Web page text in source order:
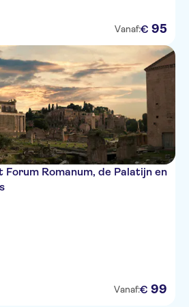
Vanaf:€ 95
Forum Romanum, de Palatijn en
Vanaf:€ 99